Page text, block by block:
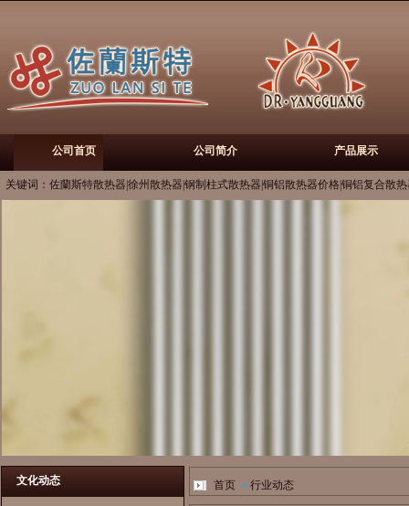
公司首页 公司简介 产品展示
关键词：佐蘭斯特散热器|徐州散热器|钢制柱式散热器|铜铝散热器价格|铜铝复合散
文化动态 首页 行业动态